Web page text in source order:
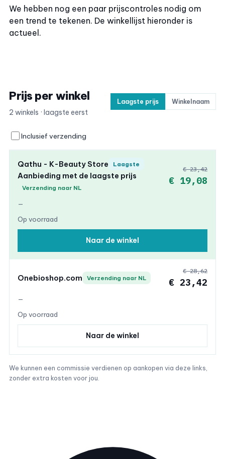
We hebben nog een paar prijscontroles nodig om
een trend te tekenen. De winkellijst hieronder is
actueel.
Prijs per winkel
2 winkels · laagste eerst
Laagste prijs Winkelnaam
Inclusief verzending
Qathu - K-Beauty Store Laagste
Aanbieding met de laagste prijs
Verzending naar NL
—
Op voorraad
€ 23,42
€ 19,08
Naar de winkel
Onebioshop.com Verzending naar NL
—
Op voorraad
€ 28,62
€ 23,42
Naar de winkel
We kunnen een commissie verdienen op aankopen via deze links,
zonder extra kosten voor jou.